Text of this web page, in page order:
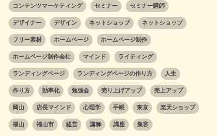
コンテンツマーケティング セミナー セミナー講師
デザイナー デザイン ネットショップ ネットショップ
フリー素材 ホームページ ホームページ制作
ホームページ制作会社 マインド ライティング
ランディングページ ランディングページの作り方 人生
作り方 効率化 勉強会 売り上げアップ 売上アップ
岡山 店長マインド 心理学 手帳 東京 楽天ショップ
福山 福山市 経営 講師 講座 集客